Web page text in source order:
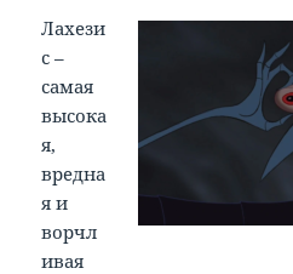
Лахези
с –
самая
высока
я,
вредна
я и
ворчл
ивая